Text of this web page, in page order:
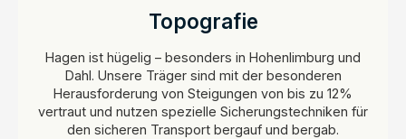
Topografie
Hagen ist hügelig – besonders in Hohenlimburg und
Dahl. Unsere Träger sind mit der besonderen
Herausforderung von Steigungen von bis zu 12%
vertraut und nutzen spezielle Sicherungstechniken für
den sicheren Transport bergauf und bergab.